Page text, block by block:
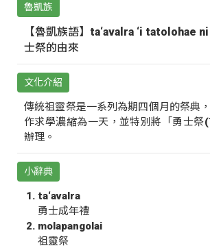
魯凱族
【魯凱族語】ta‘avalra ‘i tatolohae
士祭的由來
文化介紹
傳統祖靈祭是一系列為期四個月的祭典
作求學濃縮為一天，並特別將「勇士祭
辦理。
小辭典
ta‘avalra
勇士成年禮
molapangolai
祖靈祭